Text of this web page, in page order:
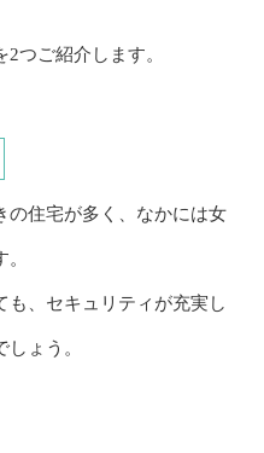
つご紹介します。
の住宅が多く、なかには女
も、セキュリティが充実し
ょう。